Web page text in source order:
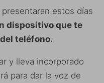
estos días
dispositivo que te
teléfono.
y lleva incorporado
para dar la voz de